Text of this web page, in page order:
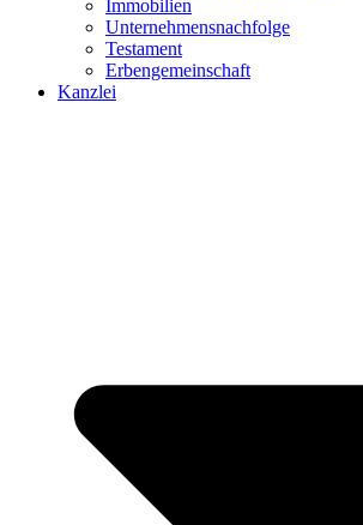
Immobilien
Unternehmensnachfolge
Testament
Erbengemeinschaft
Kanzlei